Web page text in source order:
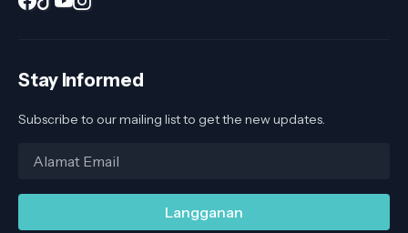
Stay Informed
Subscribe to our mailing list to get the new updates.